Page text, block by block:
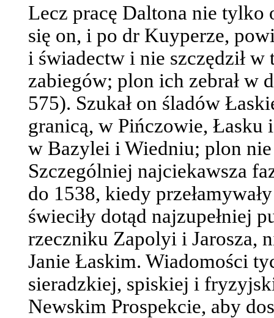
Lecz pracę Daltona nie tylko
się on, i po dr Kuyperze,
i świadectw i nie szczędził
zabiegów; plon ich zebrał w
575). Szukał on śladów
granicą, w Pińczowie,
w Bazylei i Wiedniu; plon nie
Szczególniej najciekawsza
do 1538, kiedy
świeciły dotąd najzupełniej
rzeczniku Zapolyi i Jarosza,
Janie Łaskim. Wiadomości
sieradzkiej, spiskiej i
Newskim Prospekcie, aby